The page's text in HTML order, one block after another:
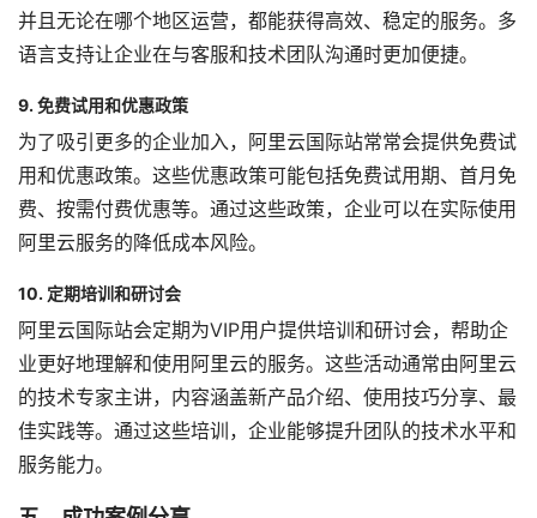
并且无论在哪个地区运营，都能获得高效、稳定的服务。多
语言支持让企业在与客服和技术团队沟通时更加便捷。
9. 免费试用和优惠政策
为了吸引更多的企业加入，阿里云国际站常常会提供免费试
用和优惠政策。这些优惠政策可能包括免费试用期、首月免
费、按需付费优惠等。通过这些政策，企业可以在实际使用
阿里云服务的降低成本风险。
10. 定期培训和研讨会
阿里云国际站会定期为VIP用户提供培训和研讨会，帮助企
业更好地理解和使用阿里云的服务。这些活动通常由阿里云
的技术专家主讲，内容涵盖新产品介绍、使用技巧分享、最
佳实践等。通过这些培训，企业能够提升团队的技术水平和
服务能力。